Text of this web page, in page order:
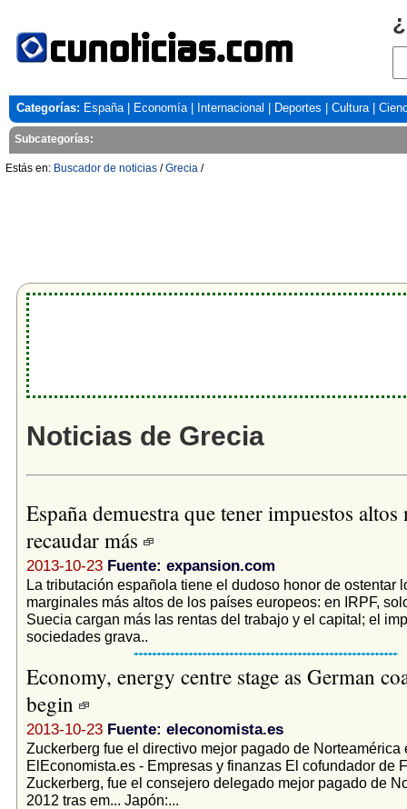
Categorías: España| Economía| Internacional Deportes Cultura|
Subcategorías:
Estás en: Buscador de noticias /Grecia /
Noticias de Grecia
España demuestra que tener impuestos
recaudar más
2013-10-23 Fuente: expansion.com
La tributación española tiene el dudoso honor de ostentar
marginales más altos de los países europeos: en IRPF,
Suecia cargan más las rentas del trabajo y el capital; el
sociedades grava..
Economy, energy centre stage as German
begin
2013-10-23 Fuente: eleconomista.es
Zuckerberg fue el directivo mejor pagado de
ElEconomista.es - Empresas y finanzas El cofundador de
Zuckerberg, fue el consejero delegado mejor pagado de
2012 tras em... Japón:...